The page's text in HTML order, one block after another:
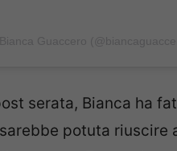
serata, Bianca ha
potuta